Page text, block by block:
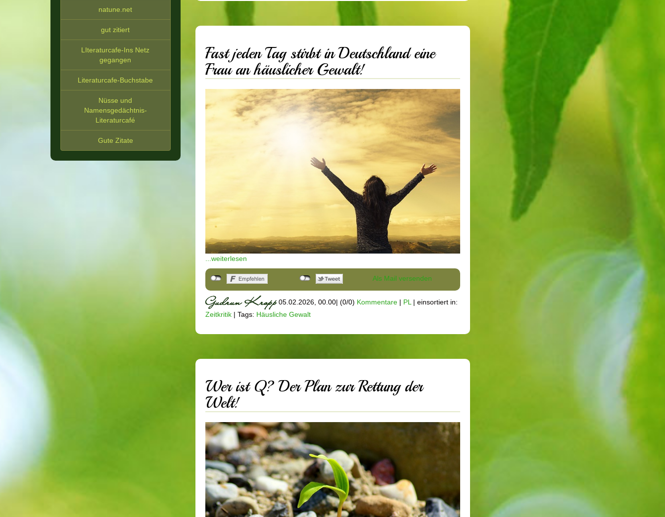
Fast jeden Tag stirbt in Deutschland eine
Frau an häuslicher Gewalt!
...weiterlesen
Als Mail versenden
05.02.2026, 00.00| (0/0) Kommentare| PL | einsortiert in:
Zeitkritik| Tags: Häusliche Gewalt
Wer ist Q? Der Plan zur Rettung der
Welt!
natune.net
gut zitiert
LIteraturcafe-Ins Netz
gegangen
Literaturcafe-Buchstabe
Nüsse und
Namensgedächtnis-
Literaturcafé
Gute Zitate